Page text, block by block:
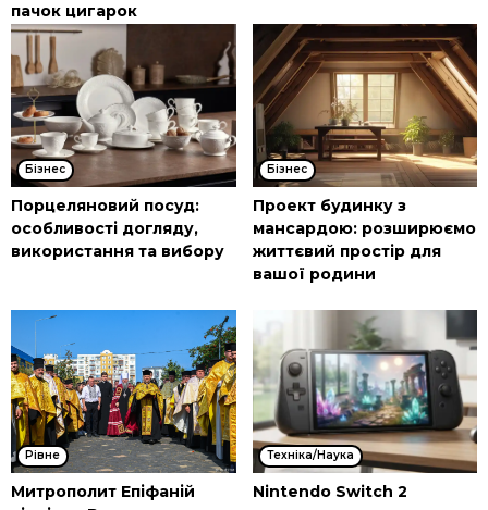
пачок цигарок
Бізнес
Порцеляновий посуд:
особливості догляду,
використання та вибору
Бізнес
Проект будинку з
мансардою: розширюємо
життєвий простір для
вашої родини
Рівне
Митрополит Епіфаній
Техніка/Наука
Nintendo Switch 2